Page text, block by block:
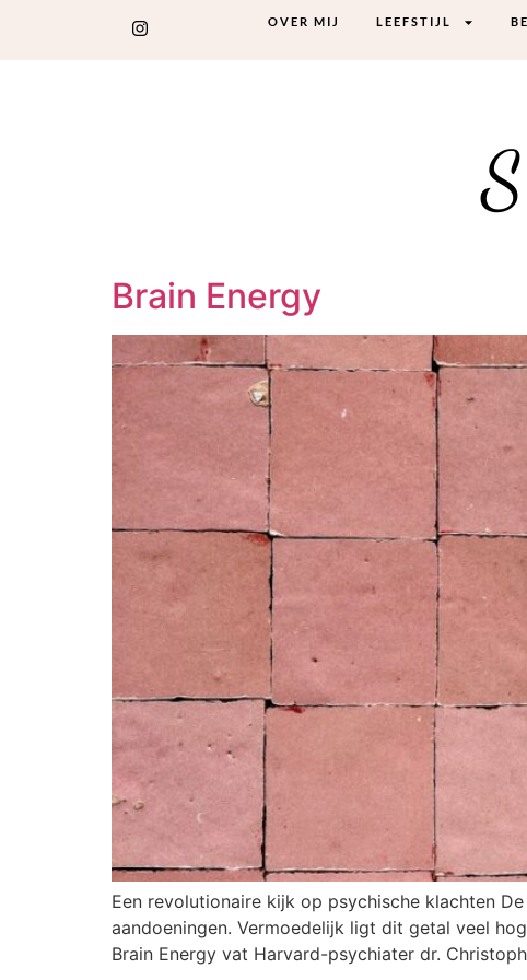
OVER MIJ LEEFSTIJL
Brain Energy
Een revolutionaire kijk op psychische klachten
aandoeningen. Vermoedelijk ligt dit getal veel
Brain Energy vat Harvard-psychiater dr.